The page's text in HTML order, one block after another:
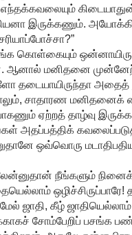
இருக்கணும்.
கொள்கையும்
ஆனால் மனிதனை
தடையாயிருந்தா அதைத்
சாதாரண
ஏற்றத் தாழ்வு
அதப்பத்திக்
ஒவ்வொரு
நீங்களும்
ஜாதி, கீழ்
சோம்பேறிப் பசங்க